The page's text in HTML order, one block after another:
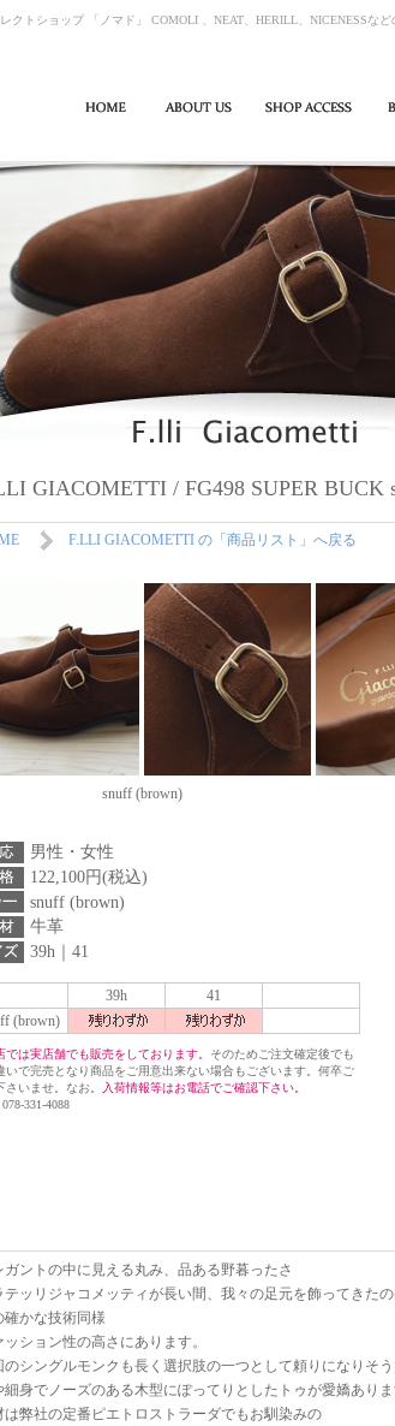
クトショップ 「ノマド」 COMOLI 、NEAT、HERILL、NICENESSな
GIACOMETTI / FG498 SUPER BUCK
F.LLI GIACOMETTI の「商品リスト」へ戻る
snuff (brown)
男性・女性
122,100円(税込)
snuff (brown)
牛革
39h｜41
39h
41
(brown)
は実店舗でも販売をしております。 そのためご注文確定後でも
いで完売となり商品をご用意出来ない場合もございます。何卒ご
さいませ。なお。
入荷情報等はお電話でご確認下さい。
331-4088
ガントの中に見える丸み、品ある野暮ったさ
テッリジャコメッティが長い間、我々の足元を飾ってきた
確かな技術同様
ッション性の高さにあります。
のシングルモンクも長く選択肢の一つとして頼りになりそ
細身でノーズのある木型にぽってりとしたトゥが愛嬌ありま
は弊社の定番ピエトロストラーダでもお馴染みの